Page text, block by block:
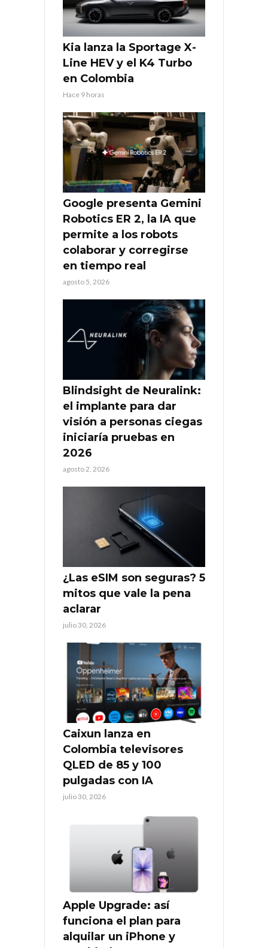
Kia lanza la Sportage X-
Line HEV y el K4 Turbo
en Colombia
Hace 9 horas
Google presenta Gemini
Robotics ER 2, la IA que
permite a los robots
colaborar y corregirse
en tiempo real
agosto 5, 2026
Blindsight de Neuralink:
el implante para dar
visión a personas ciegas
iniciaría pruebas en
2026
agosto 2, 2026
¿Las eSIM son seguras? 5
mitos que vale la pena
aclarar
julio 30, 2026
Caixun lanza en
Colombia televisores
QLED de 85 y 100
pulgadas con IA
julio 30, 2026
Apple Upgrade: así
funciona el plan para
alquilar un iPhone y